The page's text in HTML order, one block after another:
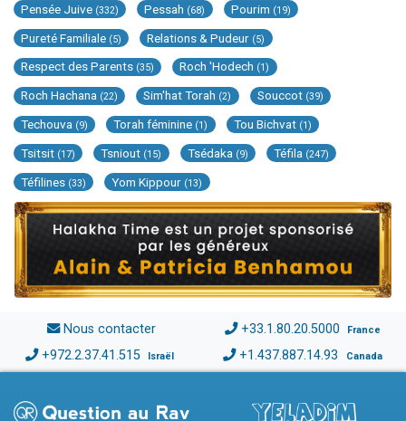
Pensée Juive (332) Pessah (68) Pourim (19)
Pureté Familiale (5) Relations & Pudeur (5)
Respect des Parents (35) Roch 'Hodech (1)
Roch Hachana (22) Sim'hat Torah (2) Souccot (39)
Techouva (9) Torah féminine (1) Tou Bichvat (1)
Tsitsit (17) Tsniout (15) Tsédaka (9) Téfila (247)
Téfilines (33) Yom Kippour (13)
Nous contacter +33.1.80.20.5000 France
+972.2.37.41.515 Israël +1.437.887.14.93 Canada